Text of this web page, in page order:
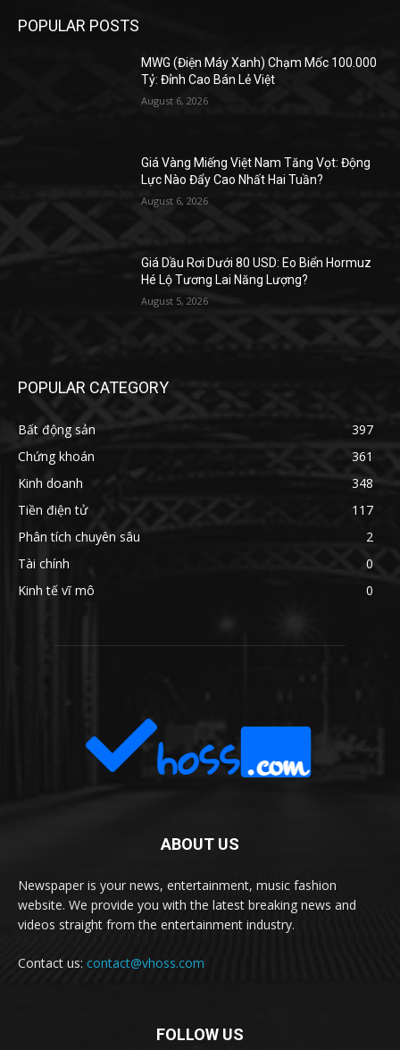
POPULAR POSTS
MWG (Điện Máy Xanh) Chạm Mốc 100.000
Tỷ: Đỉnh Cao Bán Lẻ Việt
August 6, 2026
Giá Vàng Miếng Việt Nam Tăng Vọt: Động
Lực Nào Đẩy Cao Nhất Hai Tuần?
August 6, 2026
Giá Dầu Rơi Dưới 80 USD: Eo Biển Hormuz
Hé Lộ Tương Lai Năng Lượng?
August 5, 2026
POPULAR CATEGORY
Bất động sản
397
Chứng khoán
361
Kinh doanh
348
Tiền điện tử
117
Phân tích chuyên sâu
2
Tài chính
0
Kinh tế vĩ mô
0
ABOUT US
Newspaper is your news, entertainment, music fashion
website. We provide you with the latest breaking news and
videos straight from the entertainment industry.
Contact us: contact@vhoss.com
FOLLOW US